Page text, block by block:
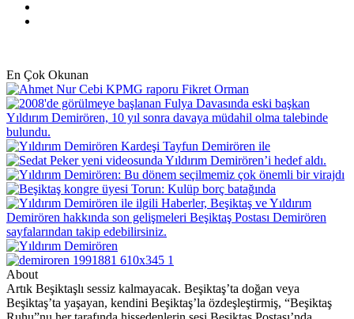
En Çok Okunan
About
Artık Beşiktaşlı sessiz kalmayacak. Beşiktaş’ta doğan veya
Beşiktaş’ta yaşayan, kendini Beşiktaş’la özdeşleştirmiş, “Beşiktaş